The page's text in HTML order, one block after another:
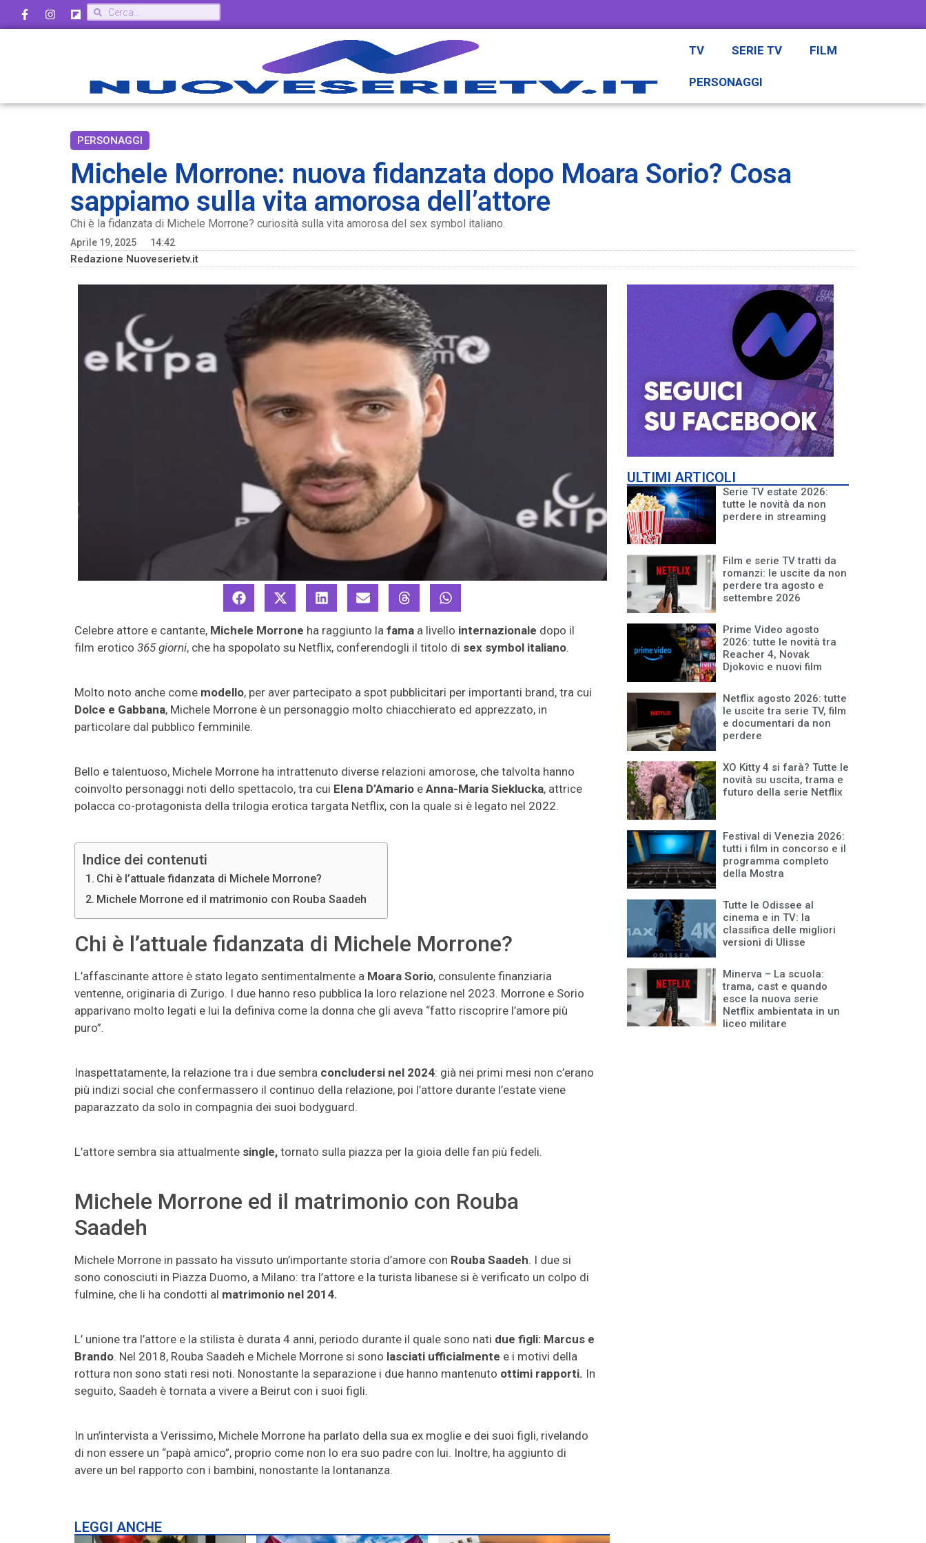
TV SERIE TV FILM
PERSONAGGI
PERSONAGGI
Michele Morrone: nuova fidanzata dopo Moara Sorio? Cosa
sappiamo sulla vita amorosa dell’attore
Chi è la fidanzata di Michele Morrone? curiosità sulla vita amorosa del sex symbol italiano.
Aprile 19, 2025 14:42
Redazione Nuoveserietv.it
Celebre attore e cantante, Michele Morrone ha raggiunto la fama a livello internazionale dopo il
film erotico 365 giorni, che ha spopolato su Netflix, conferendogli il titolo di sex symbol italiano.
Molto noto anche come modello, per aver partecipato a spot pubblicitari per importanti brand, tra cui
Dolce e Gabbana, Michele Morrone è un personaggio molto chiacchierato ed apprezzato, in
particolare dal pubblico femminile.
Bello e talentuoso, Michele Morrone ha intrattenuto diverse relazioni amorose, che talvolta hanno
coinvolto personaggi noti dello spettacolo, tra cui Elena D’Amario e Anna-Maria Sieklucka, attrice
polacca co-protagonista della trilogia erotica targata Netflix, con la quale si è legato nel 2022.
Indice dei contenuti
Chi è l’attuale fidanzata di Michele Morrone?
Michele Morrone ed il matrimonio con Rouba Saadeh
Chi è l’attuale fidanzata di Michele Morrone?
L’affascinante attore è stato legato sentimentalmente a Moara Sorio, consulente finanziaria
ventenne, originaria di Zurigo. I due hanno reso pubblica la loro relazione nel 2023. Morrone e Sorio
apparivano molto legati e lui la definiva come la donna che gli aveva “fatto riscoprire l’amore più
puro”.
Inaspettatamente, la relazione tra i due sembra concludersi nel 2024: già nei primi mesi non c’erano
più indizi social che confermassero il continuo della relazione, poi l’attore durante l’estate viene
paparazzato da solo in compagnia dei suoi bodyguard.
L’attore sembra sia attualmente single, tornato sulla piazza per la gioia delle fan più fedeli.
Michele Morrone ed il matrimonio con Rouba
Saadeh
Michele Morrone in passato ha vissuto un’importante storia d’amore con Rouba Saadeh. I due si
sono conosciuti in Piazza Duomo, a Milano: tra l’attore e la turista libanese si è verificato un colpo di
fulmine, che li ha condotti al matrimonio nel 2014.
L’ unione tra l’attore e la stilista è durata 4 anni, periodo durante il quale sono nati due figli: Marcus e
Brando. Nel 2018, Rouba Saadeh e Michele Morrone si sono lasciati ufficialmente e i motivi della
rottura non sono stati resi noti. Nonostante la separazione i due hanno mantenuto ottimi rapporti. In
seguito, Saadeh è tornata a vivere a Beirut con i suoi figli.
In un’intervista a Verissimo, Michele Morrone ha parlato della sua ex moglie e dei suoi figli, rivelando
di non essere un “papà amico”, proprio come non lo era suo padre con lui. Inoltre, ha aggiunto di
avere un bel rapporto con i bambini, nonostante la lontananza.
LEGGI ANCHE
ULTIMI ARTICOLI
Serie TV estate 2026:
tutte le novità da non
perdere in streaming
Film e serie TV tratti da
romanzi: le uscite da non
perdere tra agosto e
settembre 2026
Prime Video agosto
2026: tutte le novità tra
Reacher 4, Novak
Djokovic e nuovi film
Netflix agosto 2026: tutte
le uscite tra serie TV, film
e documentari da non
perdere
XO Kitty 4 si farà? Tutte le
novità su uscita, trama e
futuro della serie Netflix
Festival di Venezia 2026:
tutti i film in concorso e il
programma completo
della Mostra
Tutte le Odissee al
cinema e in TV: la
classifica delle migliori
versioni di Ulisse
Minerva – La scuola:
trama, cast e quando
esce la nuova serie
Netflix ambientata in un
liceo militare